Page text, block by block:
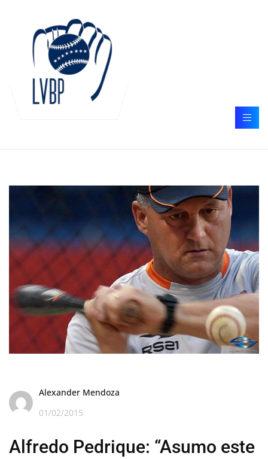
Alexander Mendoza
01/02/2015
Alfredo Pedrique: “Asumo este